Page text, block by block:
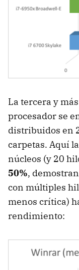
La tercera y
procesador se
distribuidos en
carpetas. Aquí
núcleos (y 20
50%,
con múltiples
menos crítica)
rendimiento: